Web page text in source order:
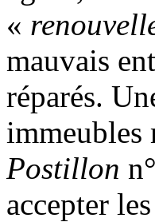
«
mauvais
réparés.
Postillon
accepter